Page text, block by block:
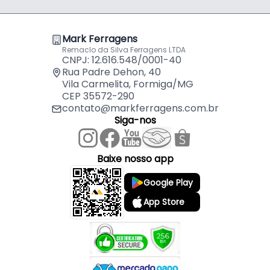
Mark Ferragens
Remaclo da Silva Ferragens LTDA
CNPJ: 12.616.548/0001-40
Rua Padre Dehon, 40
Vila Carmelita, Formiga/MG
CEP 35572-290
contato@markferragens.com.br
Siga-nos
Baixe nosso app
Google Play
App Store